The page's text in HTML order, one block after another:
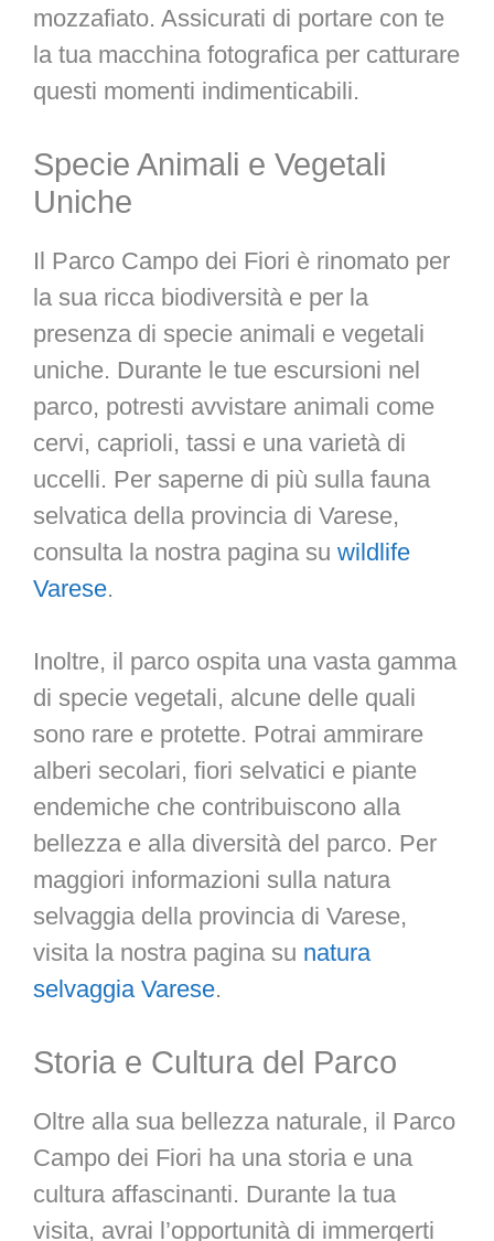
mozzafiato. Assicurati di portare con te
la tua macchina fotografica per catturare
questi momenti indimenticabili.
Specie Animali e Vegetali
Uniche
Il Parco Campo dei Fiori è rinomato per
la sua ricca biodiversità e per la
presenza di specie animali e vegetali
uniche. Durante le tue escursioni nel
parco, potresti avvistare animali come
cervi, caprioli, tassi e una varietà di
uccelli. Per saperne di più sulla fauna
selvatica della provincia di Varese,
consulta la nostra pagina su wildlife
Varese.
Inoltre, il parco ospita una vasta gamma
di specie vegetali, alcune delle quali
sono rare e protette. Potrai ammirare
alberi secolari, fiori selvatici e piante
endemiche che contribuiscono alla
bellezza e alla diversità del parco. Per
maggiori informazioni sulla natura
selvaggia della provincia di Varese,
visita la nostra pagina su natura
selvaggia Varese.
Storia e Cultura del Parco
Oltre alla sua bellezza naturale, il Parco
Campo dei Fiori ha una storia e una
cultura affascinanti. Durante la tua
visita, avrai l’opportunità di immergerti